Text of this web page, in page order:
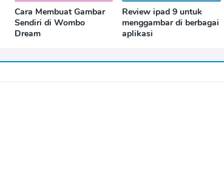
Cara Membuat Gambar
Sendiri di Wombo
Dream
Review ipad 9 untuk
menggambar di berbagai
aplikasi